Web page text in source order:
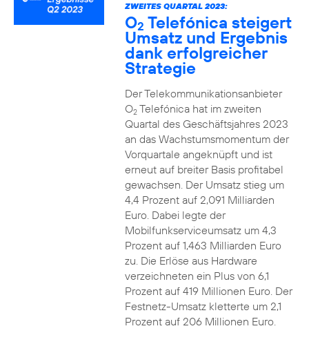
ZWEITES QUARTAL 2023:
O2 Telefónica steigert
Umsatz und Ergebnis
dank erfolgreicher
Strategie
Der Telekommunikationsanbieter
O2Telefónica hat im zweiten
Quartal des Geschäftsjahres 2023
an das Wachstumsmomentum der
Vorquartale angeknüpft und ist
erneut auf breiter Basis profitabel
gewachsen. Der Umsatz stieg um
4,4 Prozent auf 2,091 Milliarden
Euro. Dabei legte der
Mobilfunkserviceumsatz um 4,3
Prozent auf 1,463 Milliarden Euro
zu. Die Erlöse aus Hardware
verzeichneten ein Plus von 6,1
Prozent auf 419 Millionen Euro. Der
Festnetz-Umsatz kletterte um 2,1
Prozent auf 206 Millionen Euro.